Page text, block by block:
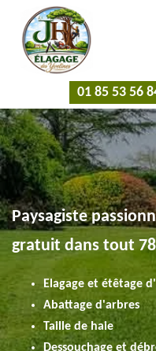
01 85 53 56
Paysagiste
gratuit dans tout
Elagage et étêtage
Abattage d'arbres
Taille de haie
Dessouchage et